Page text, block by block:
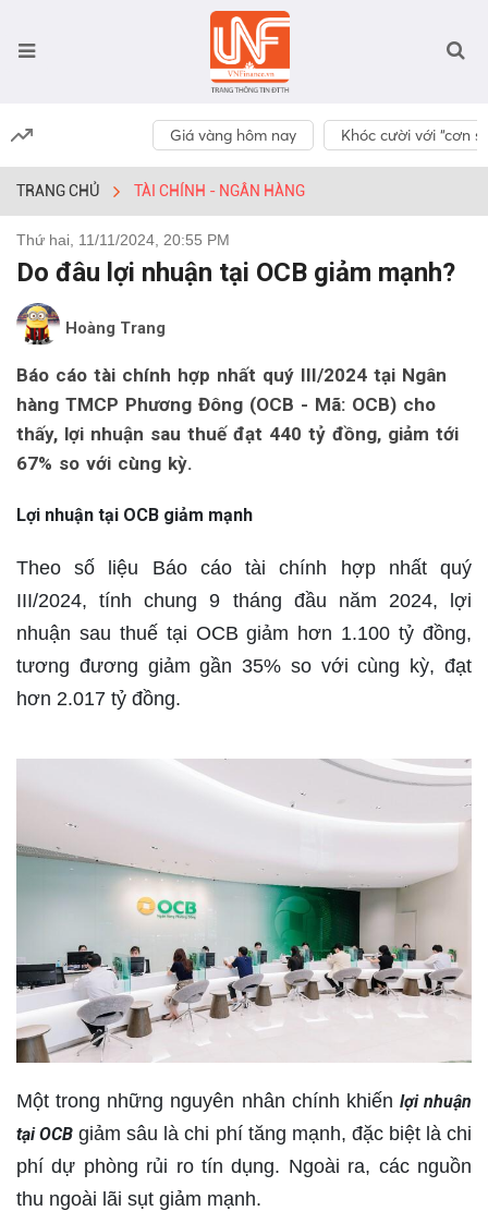
Giá vàng hôm nay Khóc cười với “cơn
TRANG CHỦ TÀI CHÍNH - NGÂN HÀNG
Thứ hai, 11/11/2024, 20:55 PM
Do đâu lợi nhuận tại OCB giảm mạnh?
Hoàng Trang
Báo cáo tài chính hợp nhất quý III/2024 tại Ngân
hàng TMCP Phương Đông (OCB - Mã: OCB) cho
thấy, lợi nhuận sau thuế đạt 440 tỷ đồng, giảm tới
67% so với cùng kỳ.
Lợi nhuận tại OCB giảm mạnh
Theo số liệu Báo cáo tài chính hợp nhất quý
III/2024, tính chung 9 tháng đầu năm 2024, lợi
nhuận sau thuế tại OCB giảm hơn 1.100 tỷ đồng,
tương đương giảm gần 35% so với cùng kỳ, đạt
hơn 2.017 tỷ đồng.
Một trong những nguyên nhân chính khiến lợi nhuận
tại OCB giảm sâu là chi phí tăng mạnh, đặc biệt là chi
phí dự phòng rủi ro tín dụng. Ngoài ra, các nguồn
thu ngoài lãi sụt giảm mạnh.